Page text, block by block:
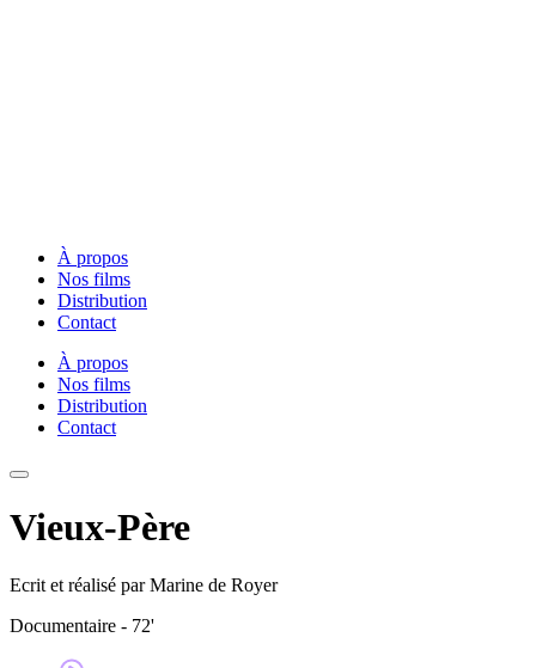
À propos
Nos films
Distribution
Contact
À propos
Nos films
Distribution
Contact
Vieux-Père
Ecrit et réalisé par Marine de Royer
Documentaire - 72'